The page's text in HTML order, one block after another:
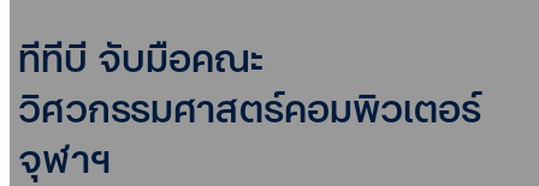
ทีทีบี จับมือคณะ
วิศวกรรมศาสตร์คอมพิวเตอร์
จุฬาฯ